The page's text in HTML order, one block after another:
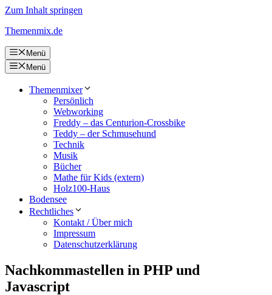
Zum Inhalt springen
Themenmix.de
Menü
Menü
Themenmixer
Persönlich
Webworking
Freddy – das Centurion-Crossbike
Teddy – der Schmusehund
Technik
Musik
Bücher
Mathe für Kids (extern)
Holz100-Haus
Bodensee
Rechtliches
Kontakt / Über mich
Impressum
Datenschutzerklärung
Nachkommastellen in PHP und
Javascript